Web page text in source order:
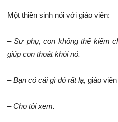
Một thiền sinh nói với giáo viên:
– Sư phụ, con không thể kiếm
giúp con thoát khỏi nó.
– Bạn có cái gì đó rất lạ, giáo viên
– Cho tôi xem.